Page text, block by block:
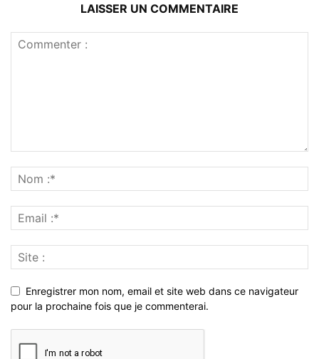
LAISSER UN COMMENTAIRE
Enregistrer mon nom, email et site web dans ce navigateur
pour la prochaine fois que je commenterai.